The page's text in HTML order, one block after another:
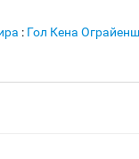
: Гол Кена